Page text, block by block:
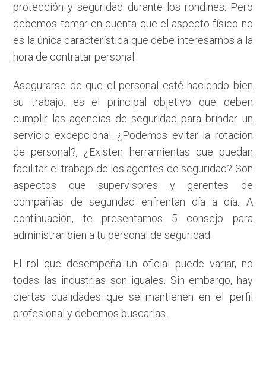
protección y seguridad durante los rondines. Pero
debemos tomar en cuenta que el aspecto físico no
es la única característica que debe interesarnos a la
hora de contratar personal.
Asegurarse de que el personal esté haciendo bien
su trabajo, es el principal objetivo que deben
cumplir las agencias de seguridad para brindar un
servicio excepcional. ¿Podemos evitar la rotación
de personal?, ¿Existen herramientas que puedan
facilitar el trabajo de los agentes de seguridad? Son
aspectos que supervisores y gerentes de
compañías de seguridad enfrentan día a día. A
continuación, te presentamos 5 consejo para
administrar bien a tu personal de seguridad.
El rol que desempeña un oficial puede variar, no
todas las industrias son iguales. Sin embargo, hay
ciertas cualidades que se mantienen en el perfil
profesional y debemos buscarlas.